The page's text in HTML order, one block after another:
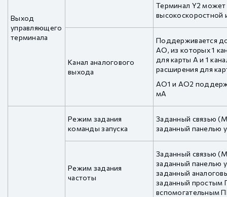
Выход
управляющего
терминала
Терминал Y2
высокоскоростной
Канал аналогового
выхода
Поддерживается
AO, из которых 1
для карты A и 1
расширения для
AO1 и AO2
мА
Режим задания
команды запуска
Заданный связью
заданный панелью
Режим задания
частоты
Заданный связью
заданный панелью
заданный
заданный простым
вспомогательным